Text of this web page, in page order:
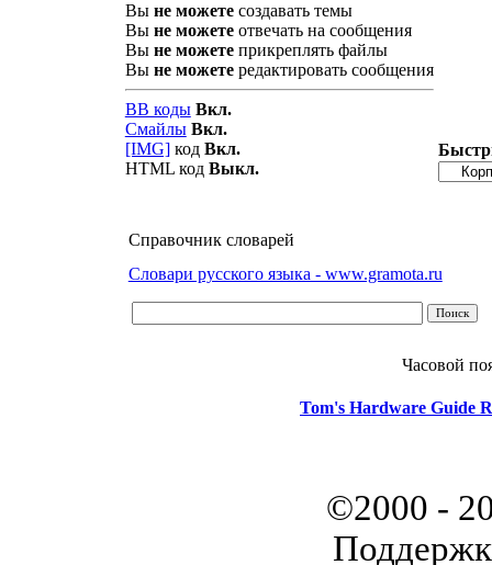
Вы не можетесоздавать темы
Вы не можетеотвечать на сообщения
Вы не можетеприкреплять файлы
Вы не можетередактировать сообщения
BB коды Вкл.
Смайлы Вкл.
[IMG]код Вкл.
HTML код Выкл.
Справочник словарей
Словари русского языка - www.gramota.ru
Часовой
Tom's Hardware Guide
©2000 -